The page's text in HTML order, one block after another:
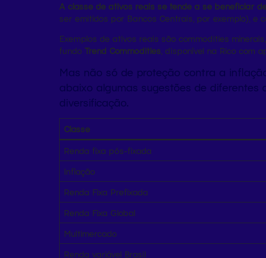
A classe de ativos reais se tende a se beneficiar
ser emitidos por Bancos Centrais, por exemplo), e
Exemplos de ativos reais são commodities
fundo Trend Commodities , disponível na Rico com
Mas não só de proteção contra a
abaixo algumas sugestões de
diversificação.
Classe
Renda fixa pós-fixada
Inflação
Renda Fixa Prefixada
Renda Fixa Global
Multimercado
Renda variável Brasil